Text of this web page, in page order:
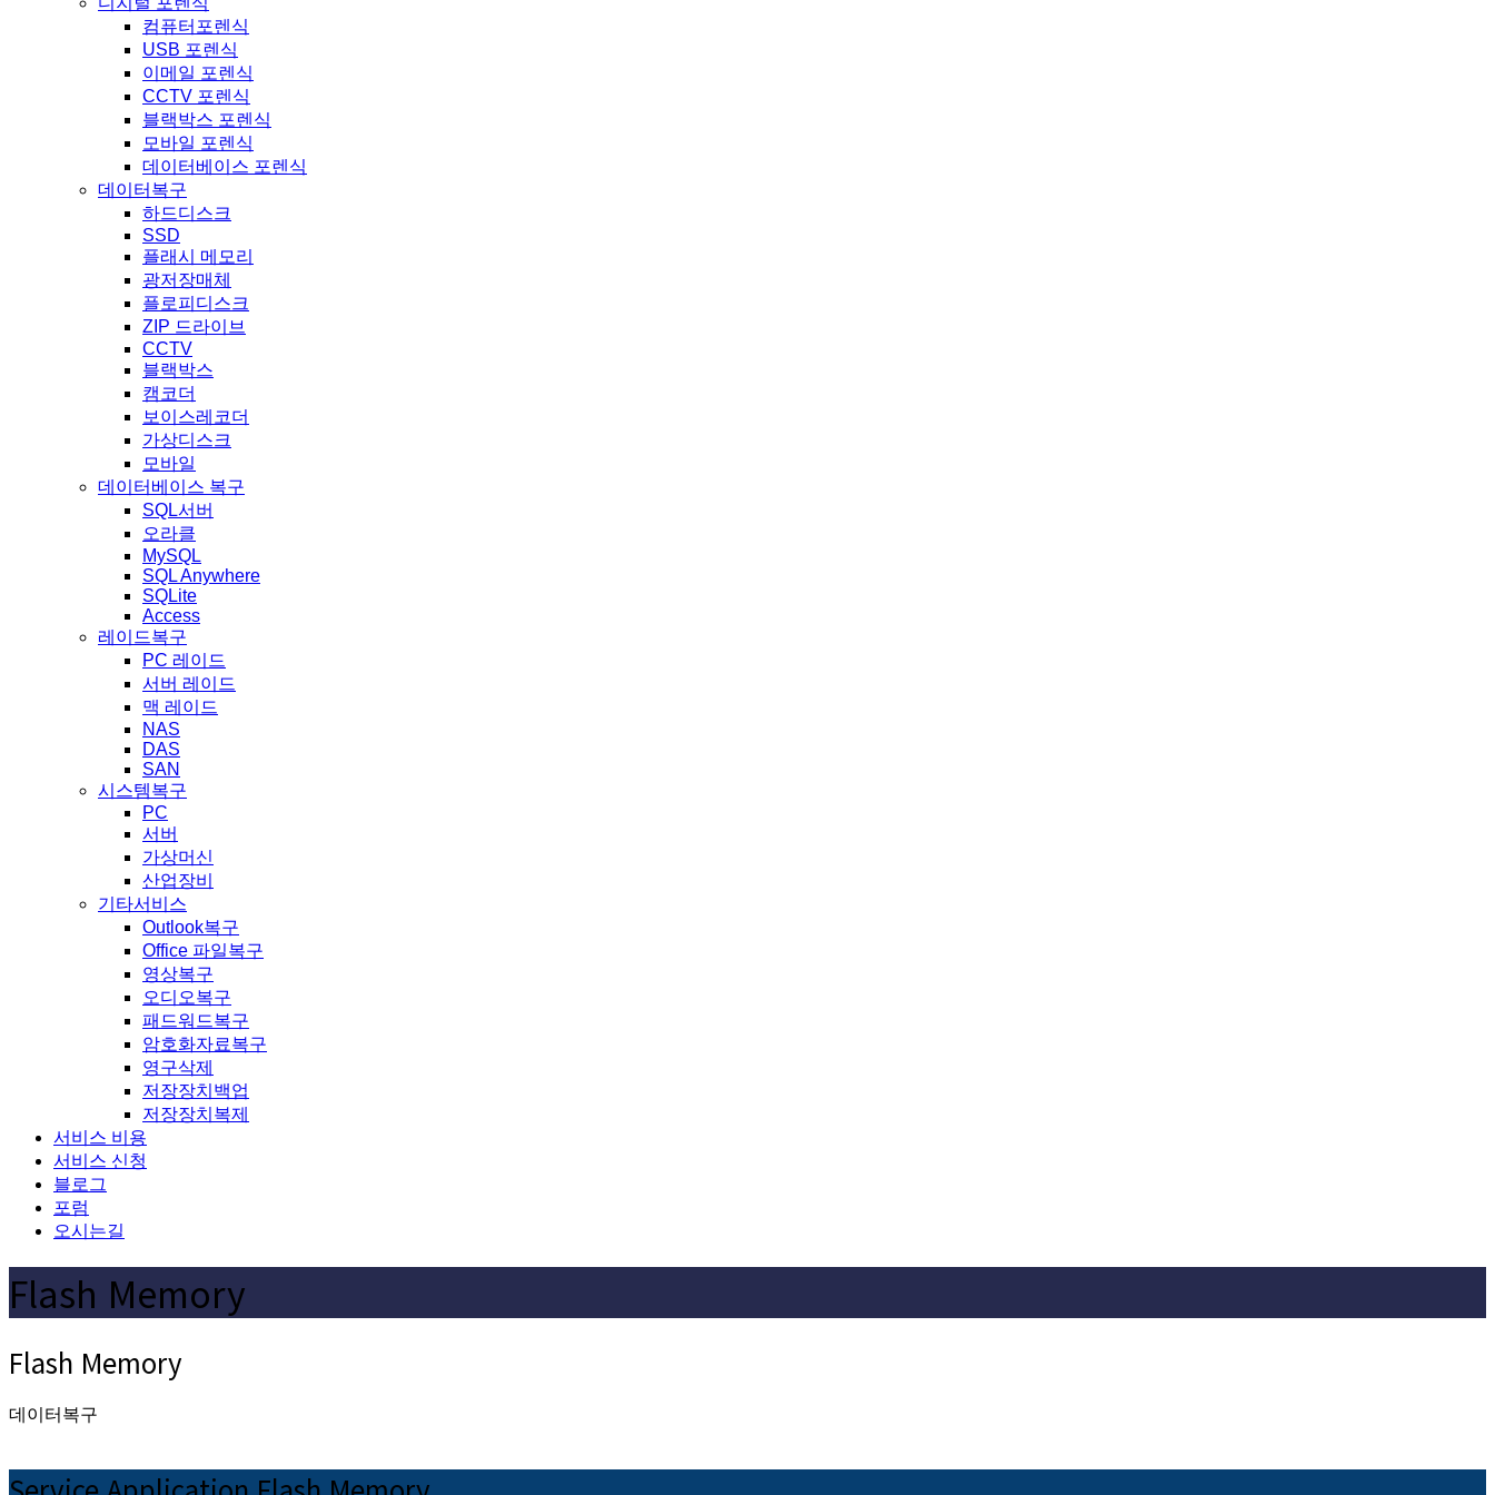
컴퓨터포렌식
USB 포렌식
이메일 포렌식
CCTV 포렌식
블랙박스 포렌식
모바일 포렌식
데이터베이스 포렌식
데이터복구
하드디스크
SSD
플래시 메모리
광저장매체
플로피디스크
ZIP 드라이브
CCTV
블랙박스
캠코더
보이스레코더
가상디스크
모바일
데이터베이스 복구
SQL서버
오라클
MySQL
SQL Anywhere
SQLite
Access
레이드복구
PC 레이드
서버 레이드
맥 레이드
NAS
DAS
SAN
시스템복구
PC
서버
가상머신
산업장비
기타서비스
Outlook복구
Office 파일복구
영상복구
오디오복구
패드워드복구
암호화자료복구
영구삭제
저장장치백업
저장장치복제
서비스 비용
서비스 신청
블로그
포럼
오시는길
Flash Memory
Flash Memory
데이터복구